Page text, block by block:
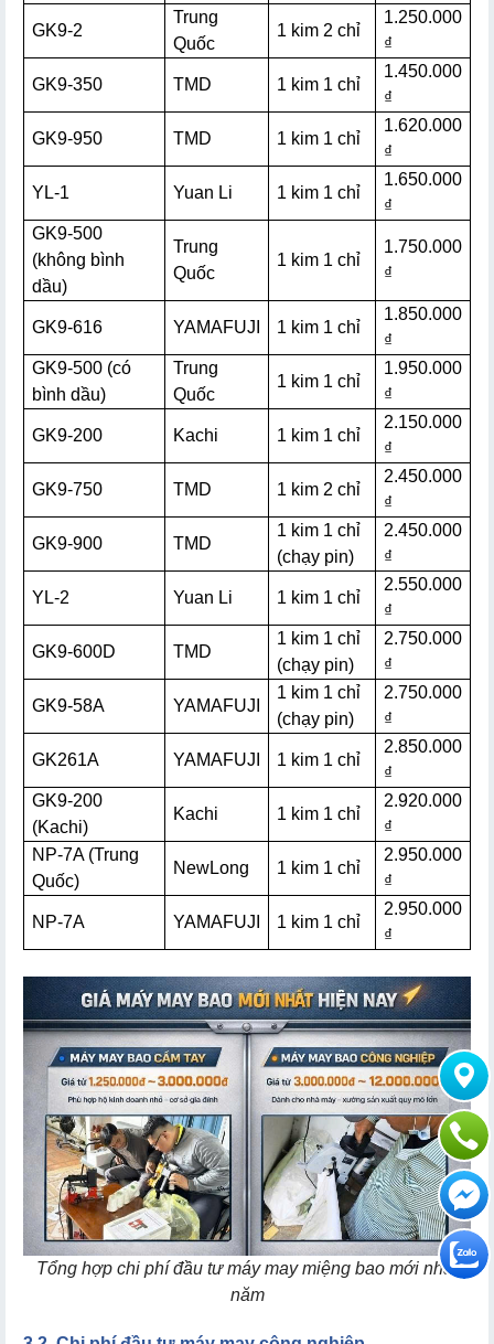
GK9-2
Trung
Quốc
1 kim 2 chỉ
1.250.000
₫
GK9-350 TMD 1 kim 1 chỉ
1.450.000
₫
GK9-950 TMD 1 kim 1 chỉ
1.620.000
₫
YL-1 Yuan Li 1 kim 1 chỉ
1.650.000
₫
GK9-500
(không bình
dầu)
Trung
Quốc
1 kim 1 chỉ
1.750.000
₫
GK9-616 YAMAFUJI 1 kim 1 chỉ
1.850.000
₫
GK9-500 (có
bình dầu)
Trung
Quốc
1 kim 1 chỉ
1.950.000
₫
GK9-200 Kachi 1 kim 1 chỉ
2.150.000
₫
GK9-750 TMD 1 kim 2 chỉ
2.450.000
₫
GK9-900 TMD
1 kim 1 chỉ
(chạy pin)
2.450.000
₫
YL-2 Yuan Li 1 kim 1 chỉ
2.550.000
₫
GK9-600D TMD
1 kim 1 chỉ
(chạy pin)
2.750.000
₫
GK9-58A YAMAFUJI
1 kim 1 chỉ
(chạy pin)
2.750.000
₫
GK261A YAMAFUJI 1 kim 1 chỉ
2.850.000
₫
GK9-200
(Kachi)
Kachi 1 kim 1 chỉ
2.920.000
₫
NP-7A (Trung
Quốc)
NewLong 1 kim 1 chỉ
2.950.000
₫
NP-7A YAMAFUJI 1 kim 1 chỉ
2.950.000
₫
Tổng hợp chi phí đầu tư máy may miệng bao mới nhất
năm